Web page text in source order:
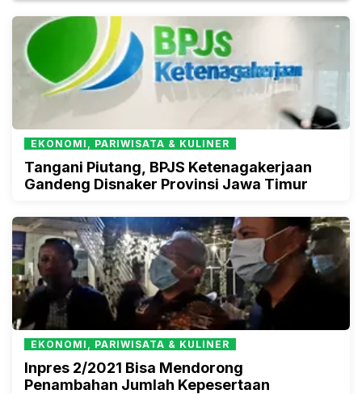
EKONOMI, PARIWISATA & KULINER
Tangani Piutang, BPJS Ketenagakerjaan
Gandeng Disnaker Provinsi Jawa Timur
EKONOMI, PARIWISATA & KULINER
Inpres 2/2021 Bisa Mendorong
Penambahan Jumlah Kepesertaan